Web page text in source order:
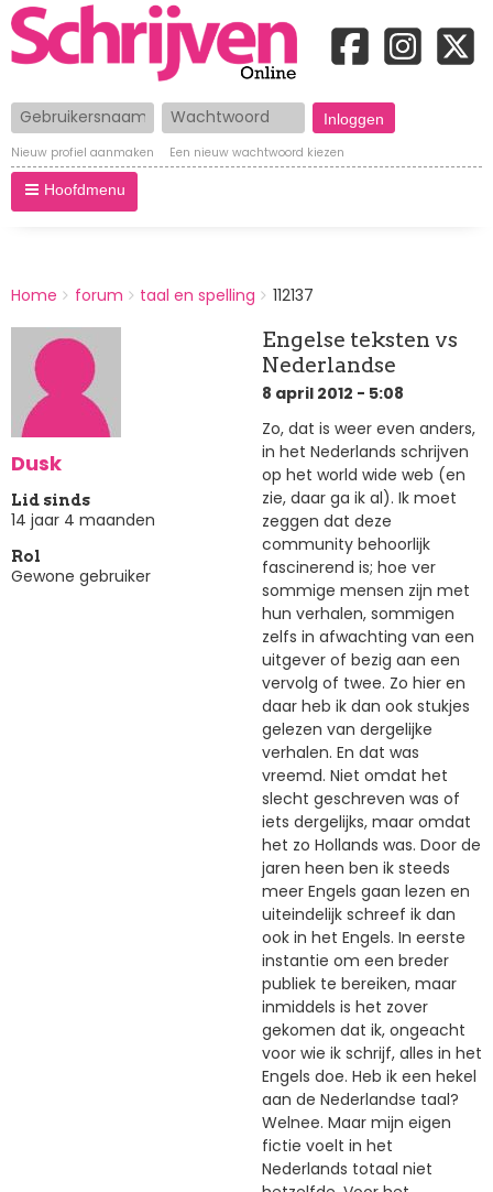
Gebruikersnaam Wachtwoord
Nieuw profiel aanmaken Een nieuw wachtwoord kiezen
Hoofdmenu
BREADCRUMBS
You
here:
Home forum taal en spelling 112137
Dusk
Lid sinds
14 jaar 4 maanden
Rol
Gewone gebruiker
Engelse teksten vs
Nederlandse
8 april 2012 - 5:08
Zo, dat is weer even anders,
in het Nederlands schrijven
op het world wide web (en
zie, daar ga ik al). Ik moet
zeggen dat deze
community behoorlijk
fascinerend is; hoe ver
sommige mensen zijn met
hun verhalen, sommigen
zelfs in afwachting van een
uitgever of bezig aan een
vervolg of twee. Zo hier en
daar heb ik dan ook stukjes
gelezen van dergelijke
verhalen. En dat was
vreemd. Niet omdat het
slecht geschreven was of
iets dergelijks, maar omdat
het zo Hollands was. Door de
jaren heen ben ik steeds
meer Engels gaan lezen en
uiteindelijk schreef ik dan
ook in het Engels. In eerste
instantie om een breder
publiek te bereiken, maar
inmiddels is het zover
gekomen dat ik, ongeacht
voor wie ik schrijf, alles in het
Engels doe. Heb ik een hekel
aan de Nederlandse taal?
Welnee. Maar mijn eigen
fictie voelt in het
Nederlands totaal niet